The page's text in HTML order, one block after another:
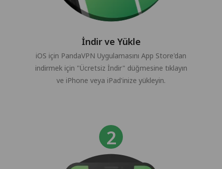
İndir ve Yükle
iOS için PandaVPN Uygulamasını App Store'dan
indirmek için "Ücretsiz İndir" düğmesine tıklayın
ve iPhone veya iPad'inize yükleyin.